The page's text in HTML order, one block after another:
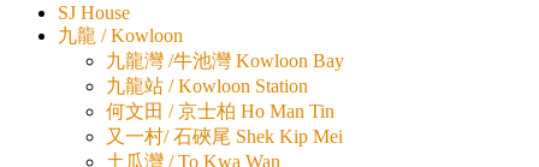
SJ House
九龍 / Kowloon
九龍灣 /牛池灣 Kowloon Bay
九龍站 / Kowloon Station
何文田 / 京士柏 Ho Man Tin
又一村/ 石硤尾 Shek Kip Mei
土瓜灣 / To Kwa Wan